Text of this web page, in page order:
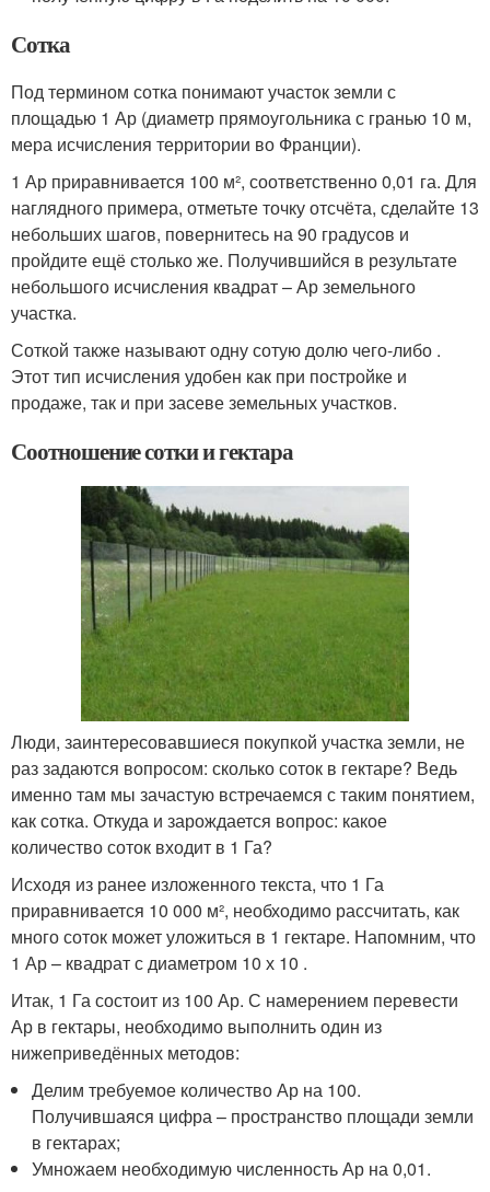
Сотка
Под термином сотка понимают участок земли с
площадью 1 Ар (диаметр прямоугольника с гранью 10 м,
мера исчисления территории во Франции).
1 Ар приравнивается 100 м², соответственно 0,01 га. Для
наглядного примера, отметьте точку отсчёта, сделайте 13
небольших шагов, повернитесь на 90 градусов и
пройдите ещё столько же. Получившийся в результате
небольшого исчисления квадрат – Ар земельного
участка.
Соткой также называют одну сотую долю чего-либо .
Этот тип исчисления удобен как при постройке и
продаже, так и при засеве земельных участков.
Соотношение сотки и гектара
Люди, заинтересовавшиеся покупкой участка земли, не
раз задаются вопросом: сколько соток в гектаре? Ведь
именно там мы зачастую встречаемся с таким понятием,
как сотка. Откуда и зарождается вопрос: какое
количество соток входит в 1 Га?
Исходя из ранее изложенного текста, что 1 Га
приравнивается 10 000 м², необходимо рассчитать, как
много соток может уложиться в 1 гектаре. Напомним, что
1 Ар – квадрат с диаметром 10 х 10 .
Итак, 1 Га состоит из 100 Ар. С намерением перевести
Ар в гектары, необходимо выполнить один из
нижеприведённых методов:
Делим требуемое количество Ар на 100.
Получившаяся цифра – пространство площади земли
в гектарах;
Умножаем необходимую численность Ар на 0,01.